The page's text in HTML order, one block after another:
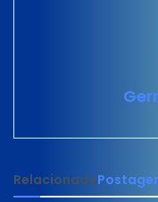
Relacionado